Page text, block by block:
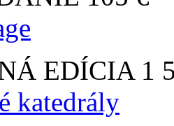
EDÍCIA 1
katedrály